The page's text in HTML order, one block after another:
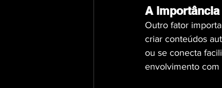
A
Outro fator
criar conteúdos
ou se conecta
envolvimento com